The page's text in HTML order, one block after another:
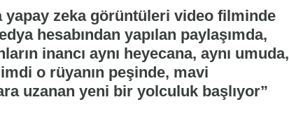
yapay zeka görüntüleri video filminde
hesabından yapılan paylaşımda,
inancı aynı heyecana, aynı umuda,
o rüyanın peşinde, mavi
uzanan yeni bir yolculuk başlıyor”